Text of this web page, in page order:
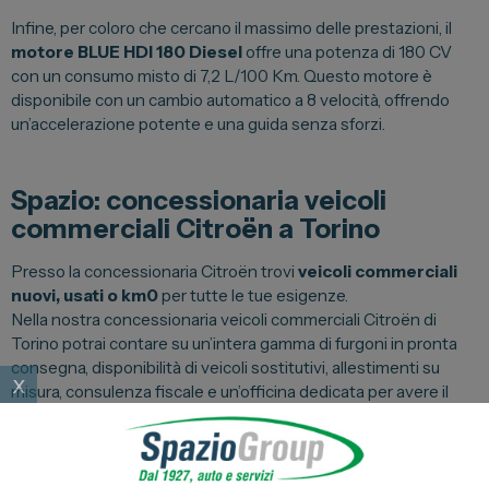
Infine, per coloro che cercano il massimo delle prestazioni, il
motore BLUE HDI 180 Dieseloffre una potenza di 180 CV
con un consumo misto di 7,2 L/100 Km. Questo motore è
disponibile con un cambio automatico a 8 velocità, offrendo
un’accelerazione potente e una guida senza sforzi.
Spazio: concessionaria veicoli
commerciali Citroën a Torino
Presso la concessionaria Citroën trovi veicoli commerciali
nuovi, usati o km0per tutte le tue esigenze.
Nella nostra concessionaria veicoli commerciali Citroën di
Torino potrai contare su un’intera gamma di furgoni in pronta
consegna, disponibilità di veicoli sostitutivi, allestimenti su
misura, consulenza fiscale e un’officina dedicata per avere il
massimo del supporto.
Passa in concessionaria Citroën a Torino per scoprire tutti i
contattaci per maggiori informazioni
x